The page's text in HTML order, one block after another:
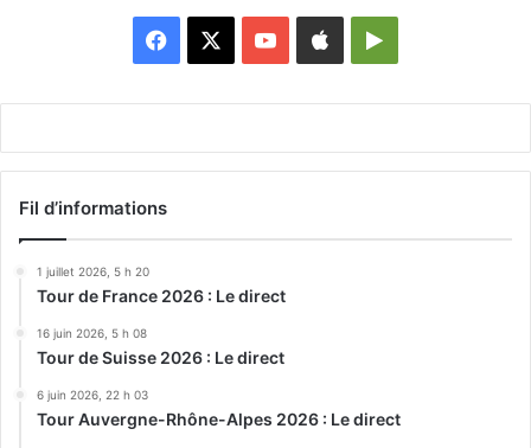
Facebook YouTubeAppleGoogle
Fil d’informations
1 juillet 2026, 5 h 20
Tour de France 2026 : Le direct
16 juin 2026, 5 h 08
Tour de Suisse 2026 : Le direct
6 juin 2026, 22 h 03
Tour Auvergne-Rhône-Alpes 2026 : Le direct